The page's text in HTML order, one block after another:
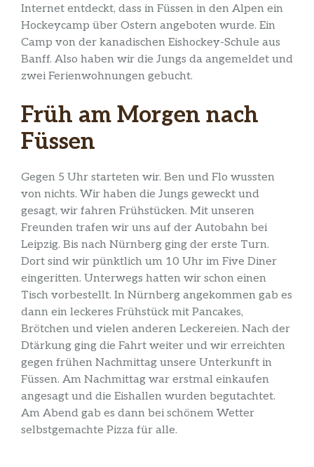
Internet entdeckt, dass in Füssen in den Alpen ein
Hockeycamp über Ostern angeboten wurde. Ein
Camp von der kanadischen Eishockey-Schule aus
Banff. Also haben wir die Jungs da angemeldet und
zwei Ferienwohnungen gebucht.
Früh am Morgen nach
Füssen
Gegen 5 Uhr starteten wir. Ben und Flo wussten
von nichts. Wir haben die Jungs geweckt und
gesagt, wir fahren Frühstücken. Mit unseren
Freunden trafen wir uns auf der Autobahn bei
Leipzig. Bis nach Nürnberg ging der erste Turn.
Dort sind wir pünktlich um 10 Uhr im Five Diner
eingeritten. Unterwegs hatten wir schon einen
Tisch vorbestellt. In Nürnberg angekommen gab es
dann ein leckeres Frühstück mit Pancakes,
Brötchen und vielen anderen Leckereien. Nach der
Dtärkung ging die Fahrt weiter und wir erreichten
gegen frühen Nachmittag unsere Unterkunft in
Füssen. Am Nachmittag war erstmal einkaufen
angesagt und die Eishallen wurden begutachtet.
Am Abend gab es dann bei schönem Wetter
selbstgemachte Pizza für alle.